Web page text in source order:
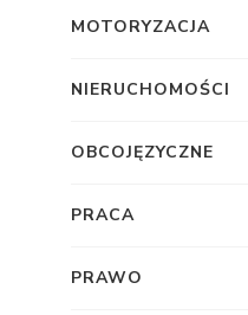
MOTORYZACJA
NIERUCHOMOŚCI
OBCOJĘZYCZNE
PRACA
PRAWO